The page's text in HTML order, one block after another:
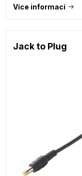
Více informací
Jack to Plug